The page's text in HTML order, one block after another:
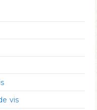
vis